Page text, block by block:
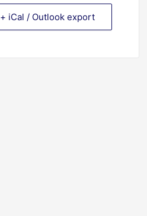
+ iCal / Outlook export